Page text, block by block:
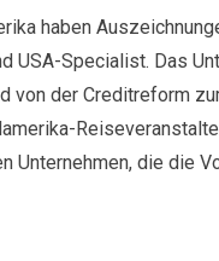
haben
USA-Specialist. Das
von der Creditreform
Unternehmen, die die